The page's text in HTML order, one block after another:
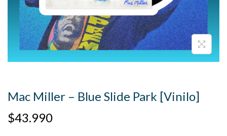
Mac Miller – Blue Slide Park [Vinilo]
$43.990